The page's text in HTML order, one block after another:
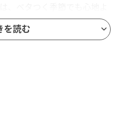
る背中」へと導く、美容の
ケアアイテムを3選ご紹介し
を読む